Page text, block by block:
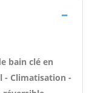
bain clé en
- Climatisation -